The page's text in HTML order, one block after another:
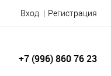
Вход Регистрация
+7 (996) 860 76 23